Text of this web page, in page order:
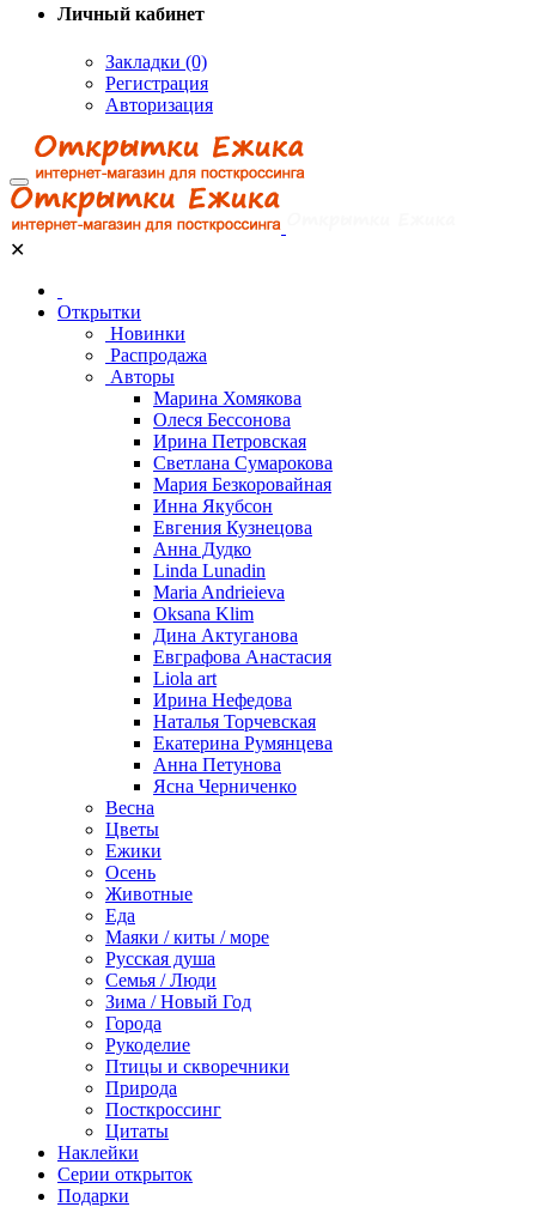
Личный кабинет
Закладки (0)
Регистрация
Авторизация
✕
Открытки
Новинки
Распродажа
Авторы
Марина Хомякова
Олеся Бессонова
Ирина Петровская
Светлана Сумарокова
Мария Безкоровайная
Инна Якубсон
Евгения Кузнецова
Анна Дудко
Linda Lunadin
Maria Andrieieva
Oksana Klim
Дина Актуганова
Евграфова Анастасия
Liola art
Ирина Нефедова
Наталья Торчевская
Екатерина Румянцева
Анна Петунова
Ясна Черниченко
Весна
Цветы
Ежики
Осень
Животные
Еда
Маяки / киты / море
Русская душа
Семья / Люди
Зима / Новый Год
Города
Рукоделие
Птицы и скворечники
Природа
Посткроссинг
Цитаты
Наклейки
Серии открыток
Подарки